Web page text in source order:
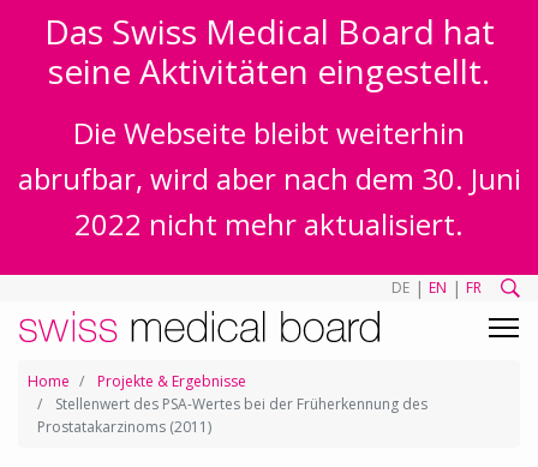
Das Swiss Medical Board hat
seine Aktivitäten eingestellt.
Die Webseite bleibt weiterhin
abrufbar, wird aber nach dem 30. Juni
2022 nicht mehr aktualisiert.
DE | EN | FR
Home
Projekte & Ergebnisse
Stellenwert des PSA-Wertes bei der Früherkennung des
Prostatakarzinoms (2011)